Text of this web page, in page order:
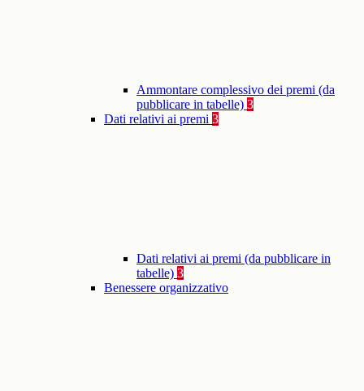
Ammontare complessivo dei premi (da
pubblicare in tabelle) 3
Dati relativi ai premi 3
Dati relativi ai premi (da pubblicare in
tabelle) 3
Benessere organizzativo